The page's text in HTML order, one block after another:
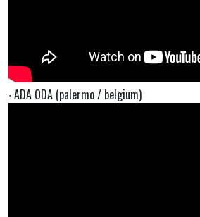
∙ ADA ODA (palermo / belgium)